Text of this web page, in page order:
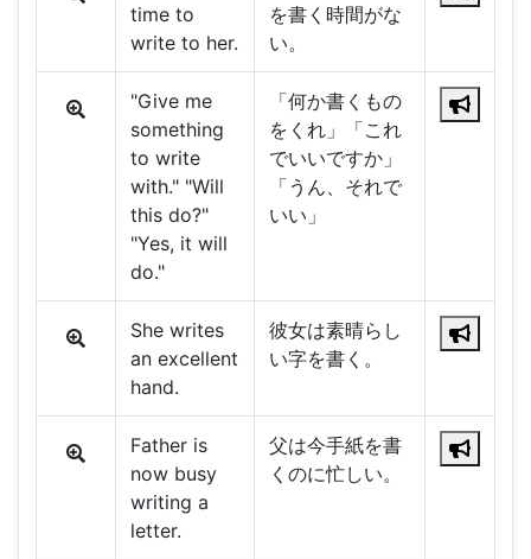
time to
write to her.
を書く時間がな
い。
"Give me
something
to write
with." "Will
this do?"
"Yes, it will
do."
「何か書くもの
をくれ」「これ
でいいですか」
「うん、それで
いい」
She writes
an excellent
hand.
彼女は素晴らし
い字を書く。
Father is
now busy
writing a
letter.
父は今手紙を書
くのに忙しい。